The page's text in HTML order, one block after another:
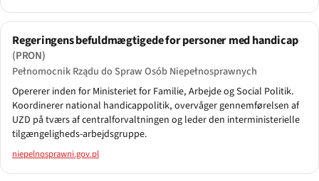
Regeringens befuldmægtigede for personer med handicap
(PRON)
Pełnomocnik Rządu do Spraw Osób Niepełnosprawnych
Opererer inden for Ministeriet for Familie, Arbejde og Social Politik.
Koordinerer national handicappolitik, overvåger gennemførelsen af
UZD på tværs af centralforvaltningen og leder den interministerielle
tilgængeligheds-arbejdsgruppe.
niepelnosprawni.gov.pl